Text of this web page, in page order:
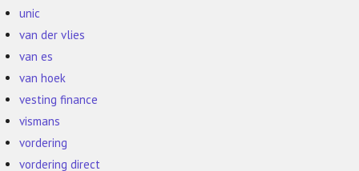
unic
van der vlies
van es
van hoek
vesting finance
vismans
vordering
vordering direct